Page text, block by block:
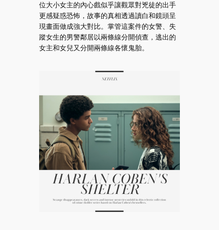
位大小女主的內心戲似乎讓觀眾對兇徒的出手
更感疑惑恐怖，故事的真相透過讀白和鏡頭呈
現畫面做成強大對比。掌管這案件的女警、失
蹤女生的男警鄰居以兩條線分開偵查，逃出的
女主和女兒又分開兩條線各懷鬼胎。